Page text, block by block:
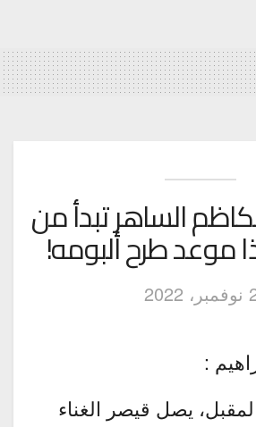
الساهر تبدأ من
موعد طرح ألبومه!
:
يصل قيصر الغناء